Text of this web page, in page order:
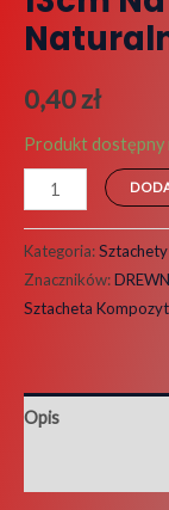
0,40zł
Produkt dostępny
Kategoria:
Znaczników:
Sztacheta
Opis